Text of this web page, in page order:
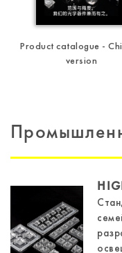
Product catalogue -
version